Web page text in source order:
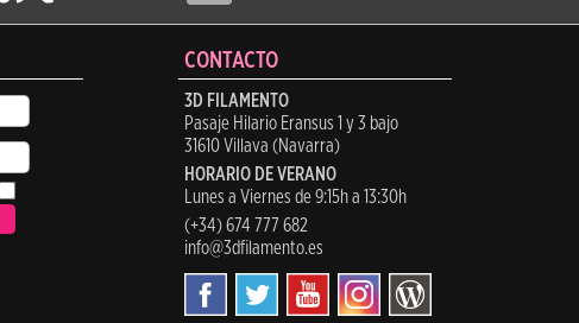
CONTACTO
3D FILAMENTO
Pasaje Hilario Eransus 1 y 3 bajo
31610 Villava (Navarra)
HORARIO DE VERANO
Lunes a Viernes de 9:15h a 13:30h
(+34) 674 777 682
info@3dfilamento.es